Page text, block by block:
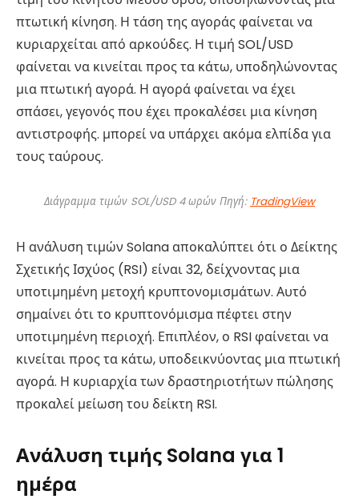
πτωτική κίνηση. Η τάση της αγοράς φαίνεται να
κυριαρχείται από αρκούδες. Η τιμή SOL/USD
φαίνεται να κινείται προς τα κάτω, υποδηλώνοντας
μια πτωτική αγορά. Η αγορά φαίνεται να έχει
σπάσει, γεγονός που έχει προκαλέσει μια κίνηση
αντιστροφής. μπορεί να υπάρχει ακόμα ελπίδα για
τους ταύρους.
Διάγραμμα τιμών SOL/USD 4 ωρών Πηγή: TradingView
Η ανάλυση τιμών Solana αποκαλύπτει ότι ο Δείκτης
Σχετικής Ισχύος (RSI) είναι 32, δείχνοντας μια
υποτιμημένη μετοχή κρυπτονομισμάτων. Αυτό
σημαίνει ότι το κρυπτονόμισμα πέφτει στην
υποτιμημένη περιοχή. Επιπλέον, ο RSI φαίνεται να
κινείται προς τα κάτω, υποδεικνύοντας μια πτωτική
αγορά. Η κυριαρχία των δραστηριοτήτων πώλησης
προκαλεί μείωση του δείκτη RSI.
Ανάλυση τιμής Solana για 1
ημέρα